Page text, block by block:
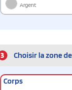
Argent
3 Choisir la zone
Corps